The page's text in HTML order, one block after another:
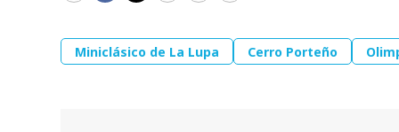
Miniclásico de La Lupa Cerro Porteño